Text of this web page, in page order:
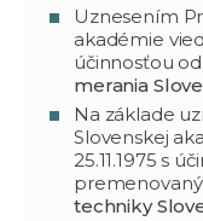
Uznesením
akadémie vied
účinnosťou
merania
Na základe
Slovenskej
25.11.1975 s
techniky